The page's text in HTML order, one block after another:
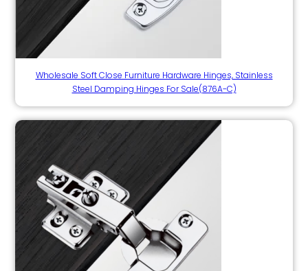
Wholesale Soft Close Furniture Hardware Hinges, Stainless
Steel Damping Hinges For Sale(876A-C)